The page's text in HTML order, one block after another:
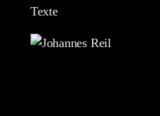
Texte